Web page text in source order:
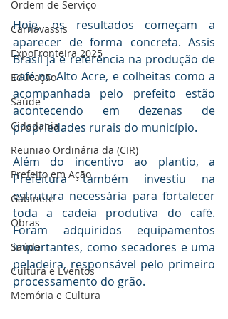
Ordem de Serviço
Carnavassis
ExpoFronteira 2025
Educação
Saúde
Cidadania
Reunião Ordinária da (CIR)
Prefeito em Ação
Gabinete
Obras
Saúde
Cultura e Eventos
Memória e Cultura
Hoje, os resultados começam a
aparecer de forma concreta. Assis
Brasil já é referência na produção de
café no Alto Acre, e colheitas como a
acompanhada pelo prefeito estão
acontecendo em dezenas de
propriedades rurais do município.
Além do incentivo ao plantio, a
Prefeitura também investiu na
estrutura necessária para fortalecer
toda a cadeia produtiva do café.
Foram adquiridos equipamentos
importantes, como secadores e uma
peladeira, responsável pelo primeiro
processamento do grão.